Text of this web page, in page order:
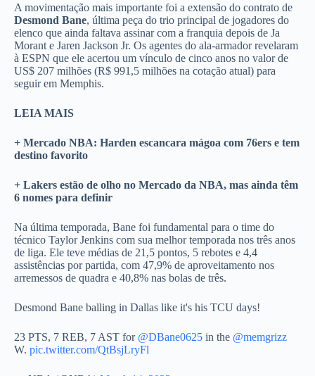
A movimentação mais importante foi a extensão do contrato de
Desmond Bane, última peça do trio principal de jogadores do
elenco que ainda faltava assinar com a franquia depois de Ja
Morant e Jaren Jackson Jr. Os agentes do ala-armador revelaram
à ESPN que ele acertou um vínculo de cinco anos no valor de
US$ 207 milhões (R$ 991,5 milhões na cotação atual) para
seguir em Memphis.
LEIA MAIS
+ Mercado NBA: Harden escancara mágoa com 76ers e tem
destino favorito
+ Lakers estão de olho no Mercado da NBA, mas ainda têm
6 nomes para definir
Na última temporada, Bane foi fundamental para o time do
técnico Taylor Jenkins com sua melhor temporada nos três anos
de liga. Ele teve médias de 21,5 pontos, 5 rebotes e 4,4
assistências por partida, com 47,9% de aproveitamento nos
arremessos de quadra e 40,8% nas bolas de três.
Desmond Bane balling in Dallas like it's his TCU days!
23 PTS, 7 REB, 7 AST for @DBane0625 in the @memgrizz
W. pic.twitter.com/QtBsjLryFl